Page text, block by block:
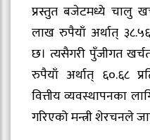
प्रस्तुत बजेटमध्ये चालु
लाख रुपैयाँ अर्थात्
छ। त्यसैगरी पुँजीगत
रुपैयाँ अर्थात् ६०.६८
वित्तीय व्यवस्थापनका
गरिएको मन्त्री शेरचनले